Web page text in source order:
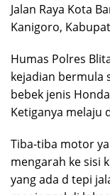
Jalan Raya Kota
Kanigoro,
Humas Polres
kejadian bermula
bebek jenis
Ketiganya melaju
Tiba-tiba motor
mengarah ke sisi
yang ada d tepi